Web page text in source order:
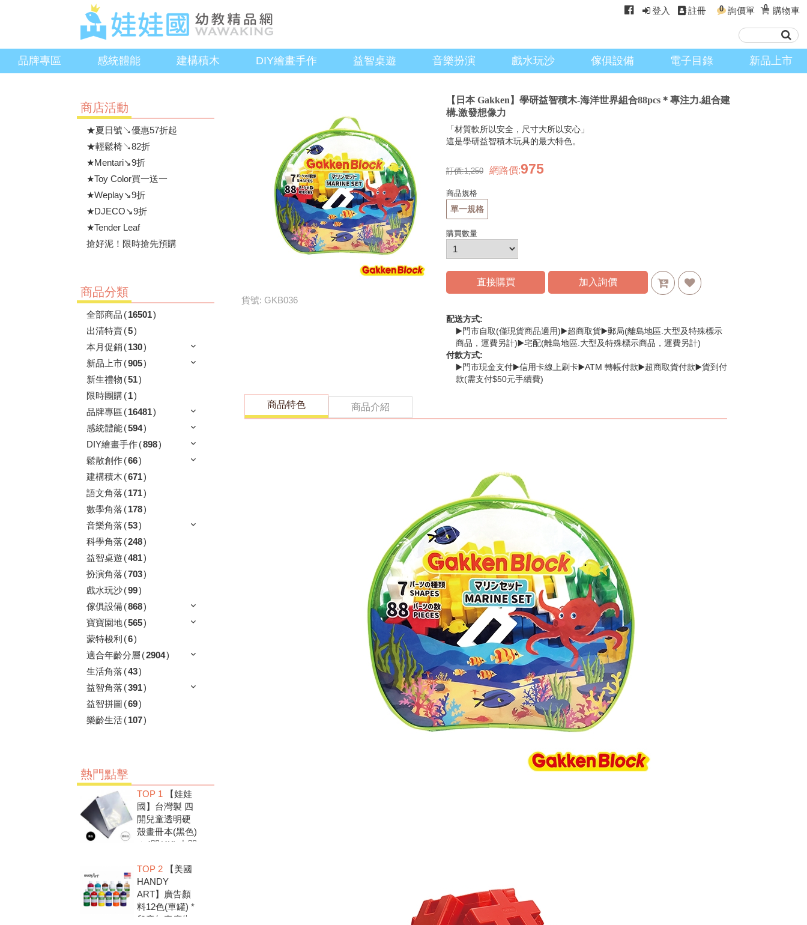
登入 註冊 0 詢價單 0 購物車
品牌專區 感統體能 建構積木 DIY繪畫手作 益智桌遊 音樂扮演 戲水玩沙 傢俱設備 電子目錄 新品上市
商店活動
★夏日號↘優惠57折起
★輕鬆椅↘82折
★Mentari↘9折
★Toy Color買一送一
★Weplay↘9折
★DJECO↘9折
★Tender Leaf
搶好泥！限時搶先預購
商品分類
全部商品 (16501)
出清特賣(5)
本月促銷(130)
新品上市(905)
新生禮物 (51)
限時團購(1)
品牌專區 (16481)
感統體能(594)
DIY繪畫手作(898)
鬆散創作(66)
建構積木 (671)
語文角落 (171)
數學角落 (178)
音樂角落 (53)
科學角落 (248)
益智桌遊 (481)
扮演角落 (703)
戲水玩沙(99)
傢俱設備(868)
寶寶園地(565)
蒙特梭利 (6)
適合年齡分層 (2904)
生活角落 (43)
益智角落 (391)
益智拼圖 (69)
樂齡生活(107)
熱門點擊
TOP 1 【娃娃
國】台灣製 四
開兒童透明硬
殼畫冊本(黑色)
＊4開(4K).中間
扣.資料袋.圖畫
紙收集冊.收納
冊
TOP 2【美國
HANDY
ART】廣告顏
料12色(單罐) *
兒童無毒廣告
貨號: GKB036
【日本 Gakken】學研益智積木-海洋世界組合88pcs＊專注力.組合建
構.激發想像力
「材質軟所以安全，尺寸大所以安心」
這是學研益智積木玩具的最大特色。
訂價:1,250 網路價:975
商品規格
單一規格
購買數量
直接購買 加入詢價
配送方式:
▶️門市自取(僅現貨商品適用)▶️超商取貨▶️郵局(離島地區.大型及特殊標示
商品，運費另計)▶️宅配(離島地區.大型及特殊標示商品，運費另計)
付款方式:
▶️門市現金支付▶️信用卡線上刷卡▶️ATM 轉帳付款▶️超商取貨付款▶️貨到付
款(需支付$50元手續費)
商品特色 商品介紹